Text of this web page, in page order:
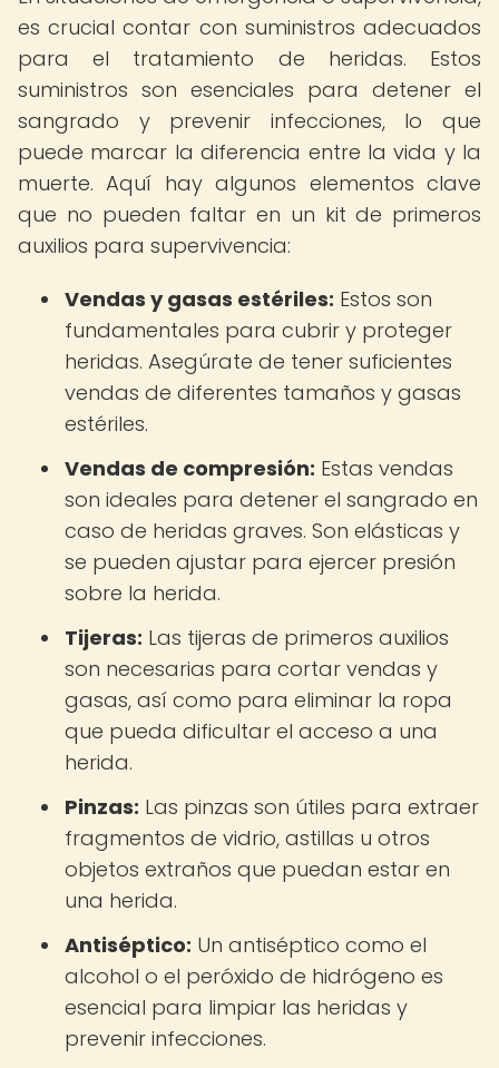
es crucial contar con suministros adecuados
para el tratamiento de heridas. Estos
suministros son esenciales para detener el
sangrado y prevenir infecciones, lo que
puede marcar la diferencia entre la vida y la
muerte. Aquí hay algunos elementos clave
que no pueden faltar en un kit de primeros
auxilios para supervivencia:
Vendas y gasas estériles: Estos son
fundamentales para cubrir y proteger
heridas. Asegúrate de tener suficientes
vendas de diferentes tamaños y gasas
estériles.
Vendas de compresión: Estas vendas
son ideales para detener el sangrado en
caso de heridas graves. Son elásticas y
se pueden ajustar para ejercer presión
sobre la herida.
Tijeras: Las tijeras de primeros auxilios
son necesarias para cortar vendas y
gasas, así como para eliminar la ropa
que pueda dificultar el acceso a una
herida.
Pinzas: Las pinzas son útiles para extraer
fragmentos de vidrio, astillas u otros
objetos extraños que puedan estar en
una herida.
Antiséptico: Un antiséptico como el
alcohol o el peróxido de hidrógeno es
esencial para limpiar las heridas y
prevenir infecciones.